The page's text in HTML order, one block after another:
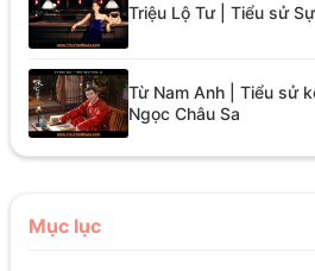
Triệu Lộ Tư | Tiểu sử
Từ Nam Anh | Tiểu sử
Ngọc Châu Sa
Mục lục